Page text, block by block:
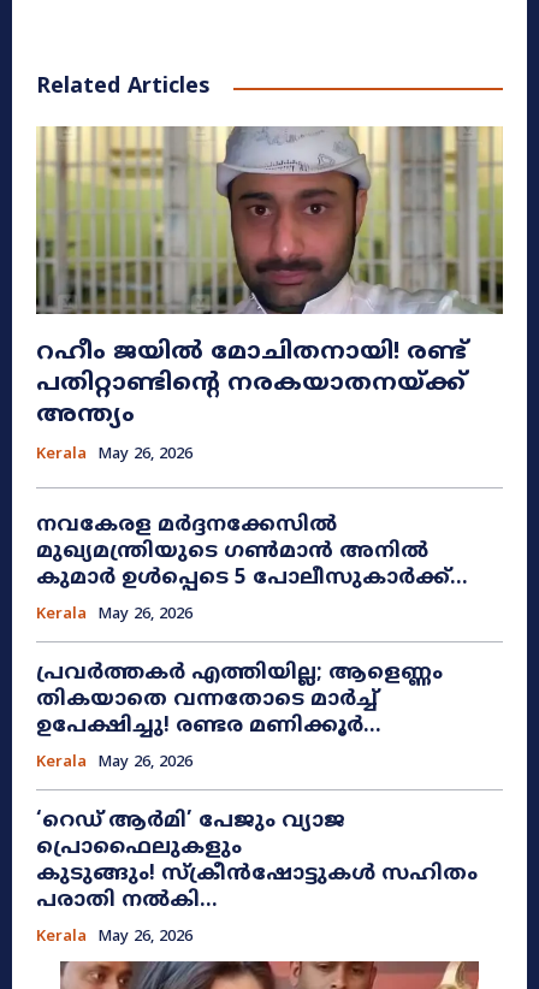
Related Articles
റഹീം ജയിൽ മോചിതനായി! രണ്ട്
പതിറ്റാണ്ടിന്റെ നരകയാതനയ്ക്ക്
അന്ത്യം
Kerala May 26, 2026
നവകേരള മർദ്ദനക്കേസിൽ
മുഖ്യമന്ത്രിയുടെ ഗൺമാൻ അനിൽ
കുമാർ ഉൾപ്പെടെ 5 പോലീസുകാർക്ക്...
Kerala May 26, 2026
പ്രവർത്തകർ എത്തിയില്ല; ആളെണ്ണം
തികയാതെ വന്നതോടെ മാർച്ച്
ഉപേക്ഷിച്ചു! രണ്ടര മണിക്കൂർ...
Kerala May 26, 2026
​‘റെഡ് ആർമി’ പേജും വ്യാജ
പ്രൊഫൈലുകളും
കുടുങ്ങും! സ്ക്രീൻഷോട്ടുകൾ സഹിതം
പരാതി നൽകി...
Kerala May 26, 2026